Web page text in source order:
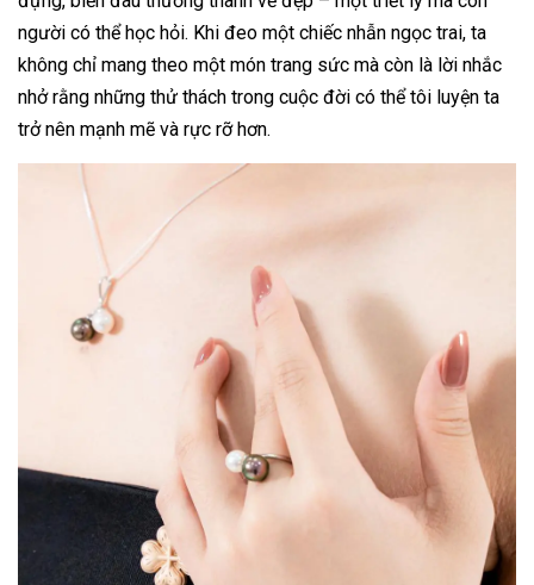
người có thể học hỏi. Khi đeo một chiếc nhẫn ngọc trai, ta
không chỉ mang theo một món trang sức mà còn là lời nhắc
nhở rằng những thử thách trong cuộc đời có thể tôi luyện ta
trở nên mạnh mẽ và rực rỡ hơn.